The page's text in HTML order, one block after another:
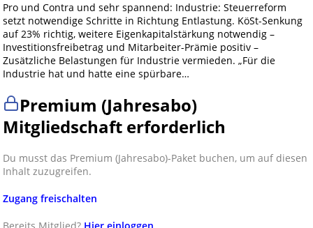
Pro und Contra und sehr spannend: Industrie: Steuerreform
setzt notwendige Schritte in Richtung Entlastung. KöSt-Senkung
auf 23% richtig, weitere Eigenkapitalstärkung notwendig –
Investitionsfreibetrag und Mitarbeiter-Prämie positiv –
Zusätzliche Belastungen für Industrie vermieden. „Für die
Industrie hat und hatte eine spürbare…
Premium (Jahresabo)
Mitgliedschaft erforderlich
Du musst das Premium (Jahresabo)-Paket buchen, um auf diesen
Inhalt zuzugreifen.
Zugang freischalten